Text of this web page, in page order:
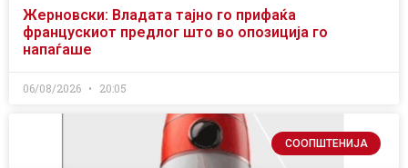
Жерновски: Владата тајно го прифаќа
францускиот предлог што во опозиција го
напаѓаше
06/08/2026 20:05
СООПШТЕНИЈА